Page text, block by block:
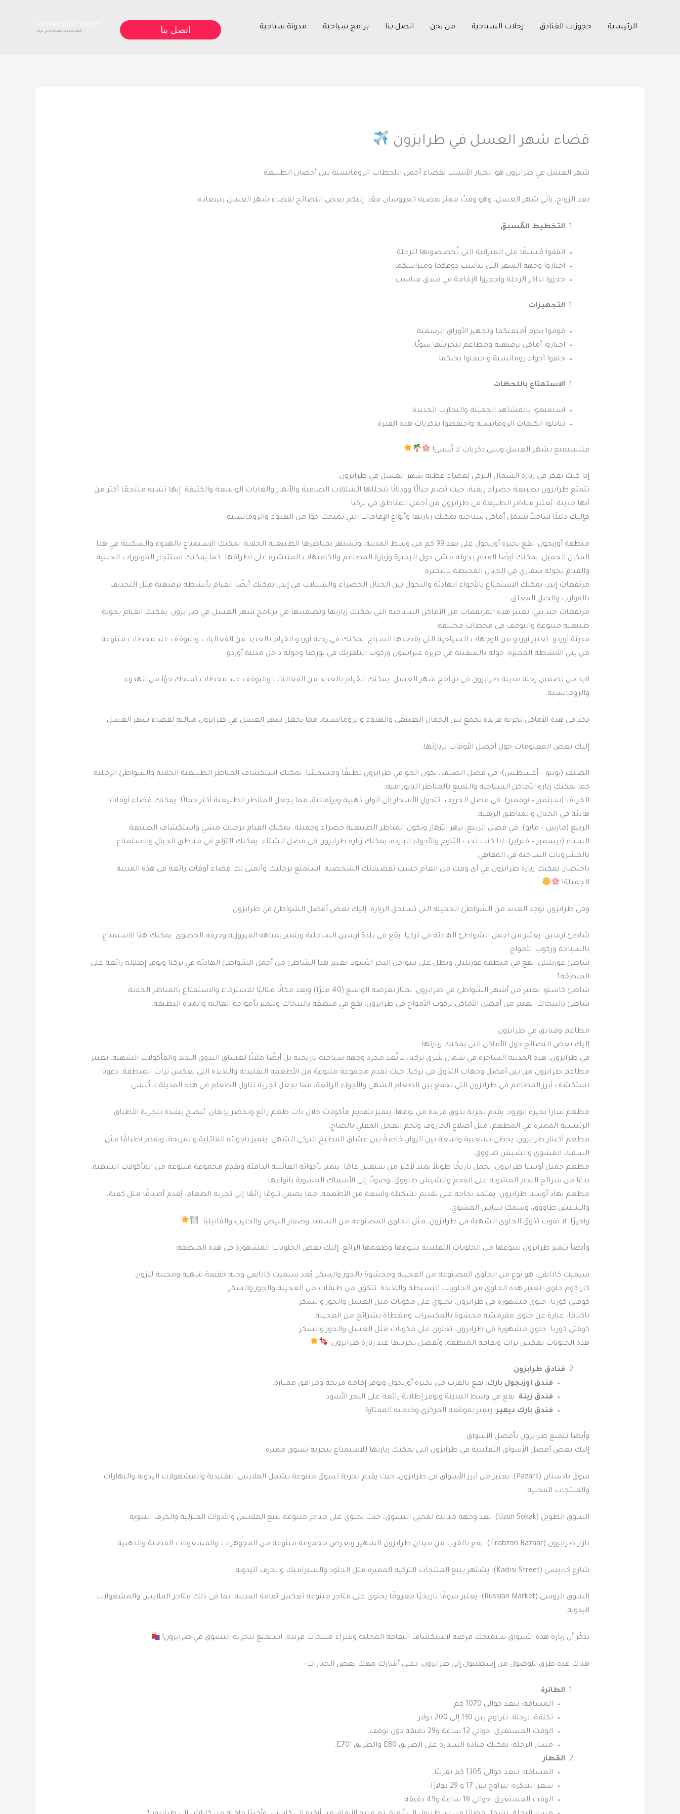
الرئيسية حجوزات الفنادق رحلات السياحية من نحن اتصل بنا برامج سياحية مدونة سياحية اتصل بنا كافة الخدمات السياحية في تركيا
قضاء شهر العسل في طرابزون
شهر العسل في طرابزون هو الخيار الأنسب لقضاء أجمل اللحظات الرومانسية بين أحضان الطبيعة
بعد الزواج، يأتي شهر العسل، وهو وقتٌ مميّز يقضيه العروسان معًا. إليكم بعض النصائح لقضاء شهر العسل بسعادة:
التخطيط المُسبق:
اتفقوا مُسبقًا على الميزانية التي تُخصصونها للرحلة.
اختاروا وجهة السفر التي تناسب ذوقكما وميزانيتكما.
حجزوا تذاكر الرحلة واحجزوا الإقامة في فندق مناسب.
التجهيزات:
قوموا بحزم أمتعتكما وتجهيز الأوراق الرسمية.
اختاروا أماكن ترفيهية ومطاعم لتجربتها سويًّا.
خلقوا أجواء رومانسية واحتفلوا بحبكما.
الاستمتاع باللحظات:
استمتعوا بالمشاهد الجميلة والتجارب الجديدة.
تبادلوا الكلمات الرومانسية واحتفظوا بذكريات هذه الفترة.
فلنستمتع بشهر العسل ونبني ذكريات لا تُنسى!
إذا كنت تفكر في زيارة الشمال التركي لقضاء عطلة شهر العسل في طرابزون.
تتمتع طرابزون بطبيعة خضراء ريفية، حيث تضم جبالًا ووديانًا تتخللها الشلالات الصافية والأنهار والغابات الواسعة والكثيفة. إنها تشبه منتجعًا أكثر من
أنها مدينة. يُعتبر مناظر الطبيعة في طرابزون من أجمل المناطق في تركيا.
فإليك دليلًا شاملاً يشمل أماكن سياحية يمكنك زيارتها وأنواع الإقامات التي تمنحك جوًا من الهدوء والرومانسية.
منطقة أوزنجول: تقع بحيرة أوزنجول على بعد 99 كم من وسط المدينة، وتشتهر بمناظرها الطبيعية الخلابة. يمكنك الاستمتاع بالهدوء والسكينة في هذا
المكان الجميل. يمكنك أيضًا القيام بجولة مشي حول البحيرة وزيارة المطاعم والكافيهات المنتشرة على أطرافها. كما يمكنك استئجار الموتورات الجبلية
والقيام بجولة سفاري في الجبال المحيطة بالبحيرة.
مرتفعات إيدر: يمكنك الاستمتاع بالأجواء الهادئة والتجول بين الجبال الخضراء والشلالات في إيدر. يمكنك أيضًا القيام بأنشطة ترفيهية مثل التجديف
بالقوارب والحبل المعلق.
مرتفعات حيد نبي: تعتبر هذه المرتفعات من الأماكن السياحية التي يمكنك زيارتها وتضمينها في برنامج شهر العسل في طرابزون. يمكنك القيام بجولة
طبيعية متنوعة والتوقف في محطات مختلفة.
مدينة أوردو: تعتبر أوردو من الوجهات السياحية التي يقصدها السياح. يمكنك في رحلة أوردو القيام بالعديد من الفعاليات والتوقف عند محطات متنوعة.
من بين الأنشطة المميزة: جولة بالسفينة في جزيرة غيراسون وركوب التلفريك في بورصا وجولة داخل مدينة أوردو.
لابد من تضمين رحلة مدينة طرابزون في برنامج شهر العسل. يمكنك القيام بالعديد من الفعاليات والتوقف عند محطات تمنحك جوًا من الهدوء
والرومانسية.
تجد في هذه الأماكن تجربة فريدة تجمع بين الجمال الطبيعي والهدوء والرومانسية، مما يجعل شهر العسل في طرابزون مثالية لقضاء شهر العسل.
إليك بعض المعلومات حول أفضل الأوقات لزيارتها:
الصيف (يونيو – أغسطس): في فصل الصيف، يكون الجو في طرابزون لطيفًا ومشمسًا. يمكنك استكشاف المناظر الطبيعية الخلابة والشواطئ الرملية.
كما يمكنك زيارة الأماكن السياحية والتمتع بالمناظر البانورامية.
الخريف (سبتمبر – نوفمبر): في فصل الخريف، تتحول الأشجار إلى ألوان ذهبية وبرتقالية، مما يجعل المناظر الطبيعية أكثر جمالًا. يمكنك قضاء أوقات
هادئة في الجبال والمناطق الريفية.
الربيع (مارس – مايو): في فصل الربيع، تزهر الأزهار وتكون المناظر الطبيعية خضراء وجميلة. يمكنك القيام برحلات مشي واستكشاف الطبيعة.
الشتاء (ديسمبر – فبراير): إذا كنت تحب الثلوج والأجواء الباردة، يمكنك زيارة طرابزون في فصل الشتاء. يمكنك التزلج في مناطق الجبال والاستمتاع
بالمشروبات الساخنة في المقاهي.
باختصار، يمكنك زيارة طرابزون في أي وقت من العام حسب تفضيلاتك الشخصية. استمتع برحلتك وأتمنى لك قضاء أوقات رائعة في هذه المدينة
الجميلة!
وفي طرابزون توجد العديد من الشواطئ الجميلة التي تستحق الزيارة. إليك بعض أفضل الشواطئ في طرابزون:
شاطئ أرسين: يعتبر من أجمل الشواطئ الهادئة في تركيا. يقع في بلدة أرسين الساحلية ويتميز بمياهه الفيروزية وجرفه الحصوي. يمكنك هنا الاستمتاع
بالسباحة وركوب الأمواج.
شاطئ غوزيليلي: يقع في منطقة غوزيليلي ويطل على سواحل البحر الأسود. يعتبر هذا الشاطئ من أجمل الشواطئ الهادئة في تركيا ويوفر إطلالة رائعة على
المنطقة1.
شاطئ كاستو: يعتبر من أشهر الشواطئ في طرابزون. يمتاز بعرضه الواسع (40 مترًا) ويعد مكانًا مثاليًا للاسترخاء والاستمتاع بالمناظر الخلابة.
شاطئ يالينجاك: يعتبر من أفضل الأماكن لركوب الأمواج في طرابزون. يقع في منطقة يالينجاك ويتميز بأمواجه العالية والمياه النظيفة.
مطاعم وفنادق في طرابزون ..
إليك بعض النصائح حول الأماكن التي يمكنك زيارتها:
في طرابزون، هذه المدينة الساحرة في شمال شرق تركيا، لا تُعد مجرد وجهة سياحية تاريخية بل أيضًا ملاذًا لعشاق التذوق اللذيذ والمأكولات الشهية. تعتبر
مطاعم طرابزون من بين أفضل وجهات التذوق في تركيا، حيث تقدم مجموعة متنوعة من الأطعمة التقليدية واللذيذة التي تعكس تراث المنطقة. دعونا
نستكشف أبرز المطاعم في طرابزون التي تجمع بين الطعام الشهي والأجواء الرائعة، مما يجعل تجربة تناول الطعام في هذه المدينة لا تُنسى:
مطعم سارا بحيرة الورود: يقدم تجربة تذوق فريدة من نوعها. يتميز بتقديم مأكولات حلال ذات طعم رائع وتحضر بإتقان. يُنصح بشدة بتجربة الأطباق
الرئيسية المميزة في المطعم، مثل أضلاع الخاروف ولحم العجل المقلي بالصاج.
مطعم أكبنار طرابزون: يحظى بشعبية واسعة بين الزوار، خاصةً بين عشاق المطبخ التركي الشهي. يتميز بأجوائه العائلية والمريحة، ويقدم أطباقًا مثل
السمك المشوي والشيش طاووق.
مطعم جميل أوستا طرابزون: يحمل تاريخًا طويلاً يمتد لأكثر من سبعين عامًا. يتميز بأجوائه العائلية الدافئة ويقدم مجموعة متنوعة من المأكولات الشهية،
بدءًا من شرائح اللحم المشوية على الفحم والشيش طاووق، وصولًا إلى الأسماك المشوية بأنواعها.
مطعم نهاد أوستا طرابزون: يعتمد نجاحه على تقديم تشكيلة واسعة من الأطعمة، مما يضفي تنوعًا رائعًا إلى تجربة الطعام. يُقدم أطباقًا مثل كفتة،
والشيش طاووق، وسمك تيباس المشوي.
وأخيرًا، لا تفوت تذوق الحلوى الشهية في طرابزون، مثل الحلوى المصنوعة من السميد وصفار البيض والحليب والفانيليا.
وأيضاً تتميز طرابزون بتنوعها من الحلويات التقليدية بتنوعها وطعمها الرائع. إليك بعض الحلويات المشهورة في هذه المنطقة:
سيميت كادايفي: هو نوع من الحلوى المصنوعة من العجينة ومحشوة بالجوز والسكر. يُعد سيميت كادايفي وجبة خفيفة شهية ومحببة للزوار.
كاراكوم حلوى: تعتبر هذه الحلوى من الحلويات البسيطة واللذيذة. تتكون من طبقات من العجينة والجوز والسكر.
كوفتي كوربا: حلوى مشهورة في طرابزون، تحتوي على مكونات مثل العسل والجوز والسكر.
باكلافا: عبارة عن حلوى مقرمشة محشوة بالمكسرات ومغطاة بشرائح من العجينة.
كوفتي كوربا: حلوى مشهورة في طرابزون، تحتوي على مكونات مثل العسل والجوز والسكر.
هذه الحلويات تعكس تراث وثقافة المنطقة، ويُفضل تجربتها عند زيارة طرابزون.
فنادق طرابزون:
فندق أوزنجول بارك: يقع بالقرب من بحيرة أوزنجول ويوفر إقامة مريحة ومرافق ممتازة.
فندق زينة: يقع في وسط المدينة ويوفر إطلالة رائعة على البحر الأسود.
فندق بارك ديمير: يتميز بموقعه المركزي وخدمته الممتازة.
وأيضا تتمتع طرابزون بأفضل الأسواق
إليك بعض أفضل الأسواق التقليدية في طرابزون التي يمكنك زيارتها للاستمتاع بتجربة تسوق مميزة:
سوق بادستان (Pazars): يعتبر من أبرز الأسواق في طرابزون، حيث يقدم تجربة تسوق متنوعة تشمل الملابس التقليدية والمشغولات اليدوية والبهارات
والمنتجات المحلية.
السوق الطويل (Uzun Sokak): يعد وجهة مثالية لمحبي التسوق، حيث يحتوي على متاجر متنوعة تبيع الملابس والأدوات المنزلية والحرف اليدوية.
بازار طرابزون (Trabzon Bazaar): يقع بالقرب من ميدان طرابزون الشهير ويعرض مجموعة متنوعة من المجوهرات والمشغولات الفضية والذهبية.
شارع كاديسي (Kadısi Street): يشتهر ببيع المنتجات التركية المميزة مثل الجلود والسيراميك والحرف اليدوية.
السوق الروسي (Russian Market): يعتبر سوقًا تاريخيًا معروفًا يحتوي على متاجر متنوعة تعكس ثقافة المدينة، بما في ذلك متاجر الملابس والمشغولات
اليدوية.
تذكّر أن زيارة هذه الأسواق ستمنحك فرصة لاستكشاف الثقافة المحلية وشراء منتجات فريدة. استمتع بتجربة التسوق في طرابزون!
هناك عدة طرق للوصول من إسطنبول إلى طرابزون. دعني أشارك معك بعض الخيارات:
الطائرة:
المسافة: تبعد حوالي 1070 كم.
تكلفة الرحلة: تتراوح بين 130 إلى 200 دولار.
الوقت المستغرق: حوالي 12 ساعة و29 دقيقة دون توقف.
مسار الرحلة: يمكنك قيادة السيارة على الطريق E80 والطريق E70¹.
القطار:
المسافة: تبعد حوالي 1305 كم تقريبًا.
سعر التذكرة: يتراوح بين 17 و 29 دولارًا.
الوقت المستغرق: حوالي 18 ساعة و49 دقيقة.